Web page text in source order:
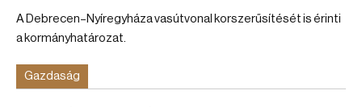
A Debrecen–Nyíregyháza vasútvonal korszerűsítését is érinti
a kormányhatározat.
Gazdaság